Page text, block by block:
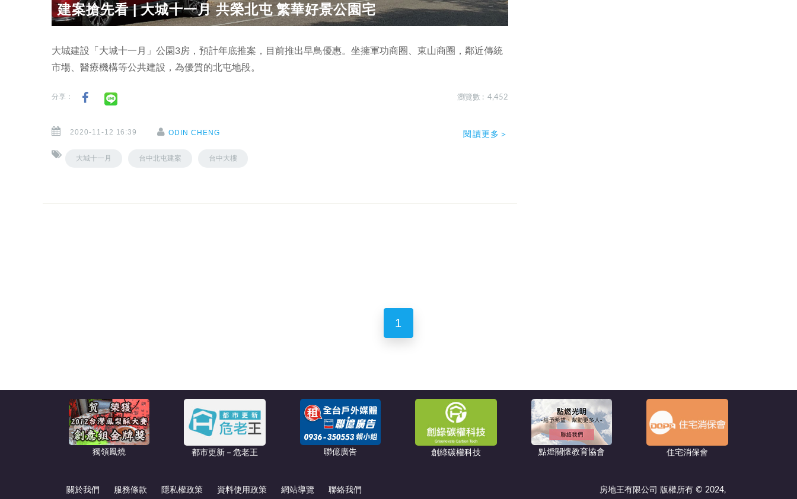
建案搶先看 | 大城十一月 共榮北屯 繁華好景公園宅
大城建設「大城十一月」公園3房，預計年底推案，目前推出早鳥優惠。坐擁軍功商圈、東山商圈，鄰近傳統
市場、醫療機構等公共建設，為優質的北屯地段。
分享： 瀏覽數 : 4,452
2020-11-12 16:39 ODIN CHENG
大城十一月 台中北屯建案 台中大樓
閱讀更多＞
1
獨領鳳燒 都市更新－危老王 聯億廣告 創綠碳權科技 點燈關懷教育協會 住宅消保會
關於我們 服務條款 隱私權政策 資料使用政策 網站導覽 聯絡我們 房地王有限公司 版權所有 © 2024,